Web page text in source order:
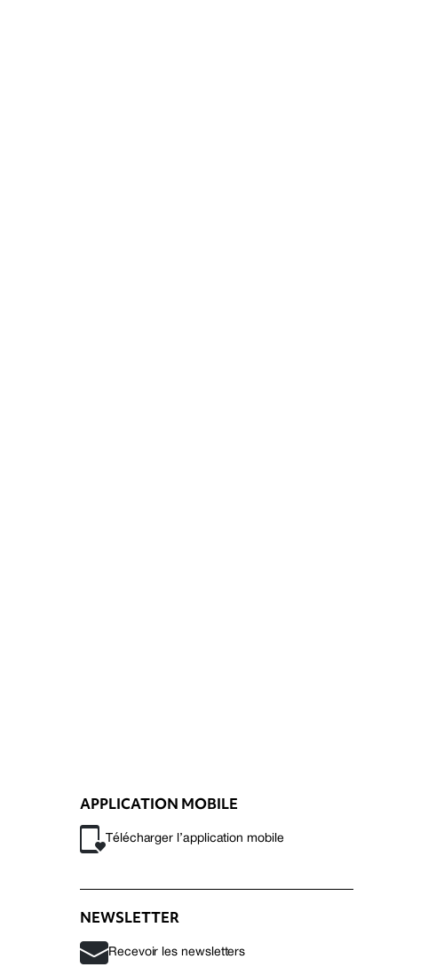
APPLICATION MOBILE
Télécharger l’application mobile
NEWSLETTER
Recevoir les newsletters